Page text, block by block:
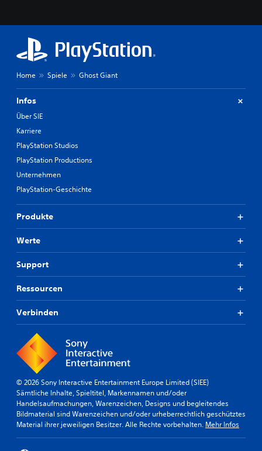
Home Spiele Ghost Giant
Infos
Über SIE
Karriere
PlayStation Studios
PlayStation Productions
Unternehmen
PlayStation-Geschichte
Produkte
Werte
Support
Ressourcen
Verbinden
© 2026 Sony Interactive Entertainment Europe Limited (SIEE)
Sämtliche Inhalte, Spieltitel, Markennamen und/oder
Handelsaufmachungen, Warenzeichen, Designs und begleitendes
Bildmaterial sind Warenzeichen und/oder urheberrechtlich geschütztes
Material ihrer jeweiligen Besitzer. Alle Rechte vorbehalten. Mehr Infos